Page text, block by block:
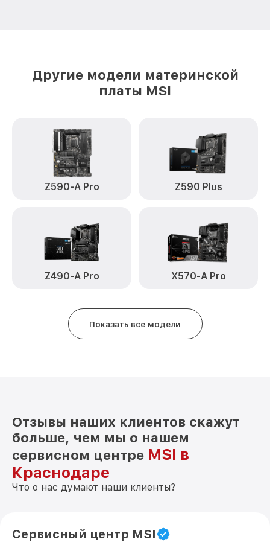
Другие модели материнской
платы MSI
Z590-A Pro Z590 Plus
Z490-A Pro X570-A Pro
Показать все модели
Отзывы наших клиентов скажут
больше, чем мы о нашем
сервисном центре MSI в
Краснодаре
Что о нас думают наши клиенты?
Сервисный центр MSI